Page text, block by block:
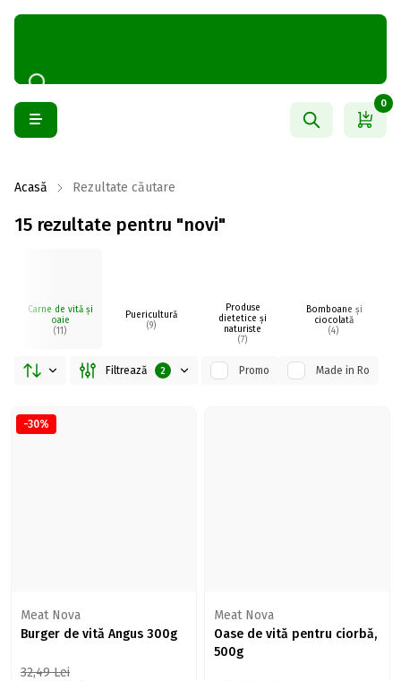
0
Acasă Rezultate căutare
15 rezultate pentru "novi"
Carne de vită și
oaie
(11)
Puericultură
(9)
Produse
dietetice și
naturiste
(7)
Bomboane și
ciocolată
(4)
Filtrează 2 Promo Made in Ro
-30%
Meat Nova
Burger de vită Angus 300g
32,49Lei
Meat Nova
Oase de vită pentru ciorbă,
500g